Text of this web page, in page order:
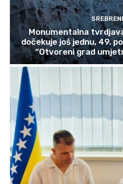
Monumentalna
dočekuje još jednu, 49.
“Otvoreni grad